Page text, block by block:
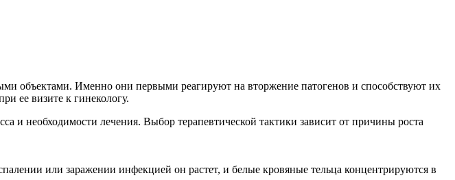
объектами. Именно они первыми реагируют на вторжение патогенов и способствуют их
ее визите к гинекологу.
и необходимости лечения. Выбор терапевтической тактики зависит от причины роста
или заражении инфекцией он растет, и белые кровяные тельца концентрируются в